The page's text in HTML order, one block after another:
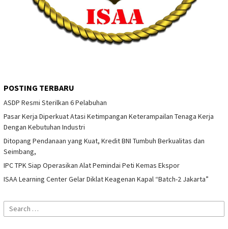
POSTING TERBARU
ASDP Resmi Sterilkan 6 Pelabuhan
Pasar Kerja Diperkuat Atasi Ketimpangan Keterampailan Tenaga Kerja
Dengan Kebutuhan Industri
Ditopang Pendanaan yang Kuat, Kredit BNI Tumbuh Berkualitas dan
Seimbang,
IPC TPK Siap Operasikan Alat Pemindai Peti Kemas Ekspor
ISAA Learning Center Gelar Diklat Keagenan Kapal “Batch-2 Jakarta”
Search
for: